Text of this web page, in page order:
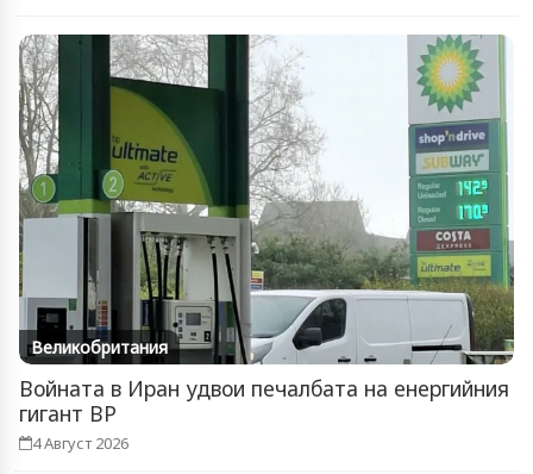
Великобритания
Войната в Иран удвои печалбата на енергийния
гигант BP
4 Август 2026